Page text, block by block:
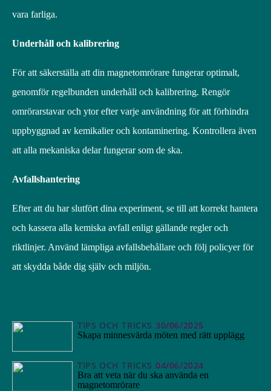
vara farliga.
Underhåll och kalibrering
För att säkerställa att din magnetomrörare fungerar optimalt,
genomför regelbunden underhåll och kalibrering. Rengör
omrörarstavar och ytor efter varje användning för att förhindra
uppbyggnad av kemikalier och kontaminering. Kontrollera även
att alla mekaniska delar fungerar som de ska.
Avfallshantering
Efter att du har slutfört dina experiment, se till att korrekt hantera
och kassera alla kemiska avfall enligt gällande regler och
riktlinjer. Använd lämpliga avfallsbehållare och följ policyer för
att skydda både dig själv och miljön.
TIPS OCH TRICKS 30/06/2025
Skapa minnesvärda möten med rätt upplägg
TIPS OCH TRICKS 04/06/2024
Bra att veta när du ska använda en
magnetomrörare